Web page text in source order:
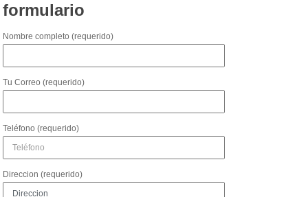
formulario
Nombre completo (requerido)
Tu Correo (requerido)
Teléfono (requerido)
Direccion (requerido)